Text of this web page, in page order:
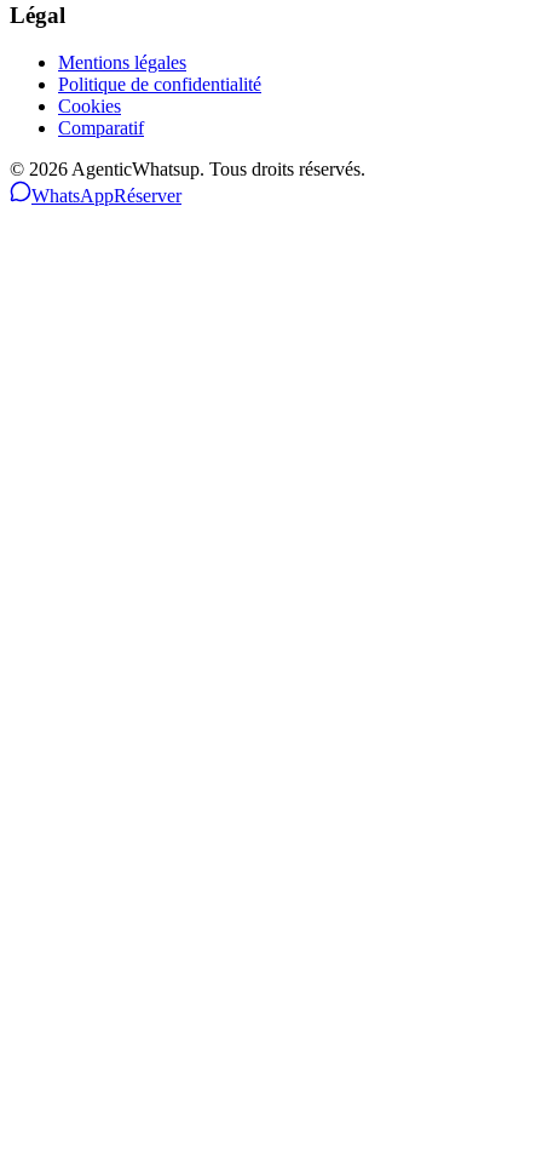
Légal
Mentions légales
Politique de confidentialité
Cookies
Comparatif
© 2026 AgenticWhatsup. Tous droits réservés.
WhatsAppRéserver